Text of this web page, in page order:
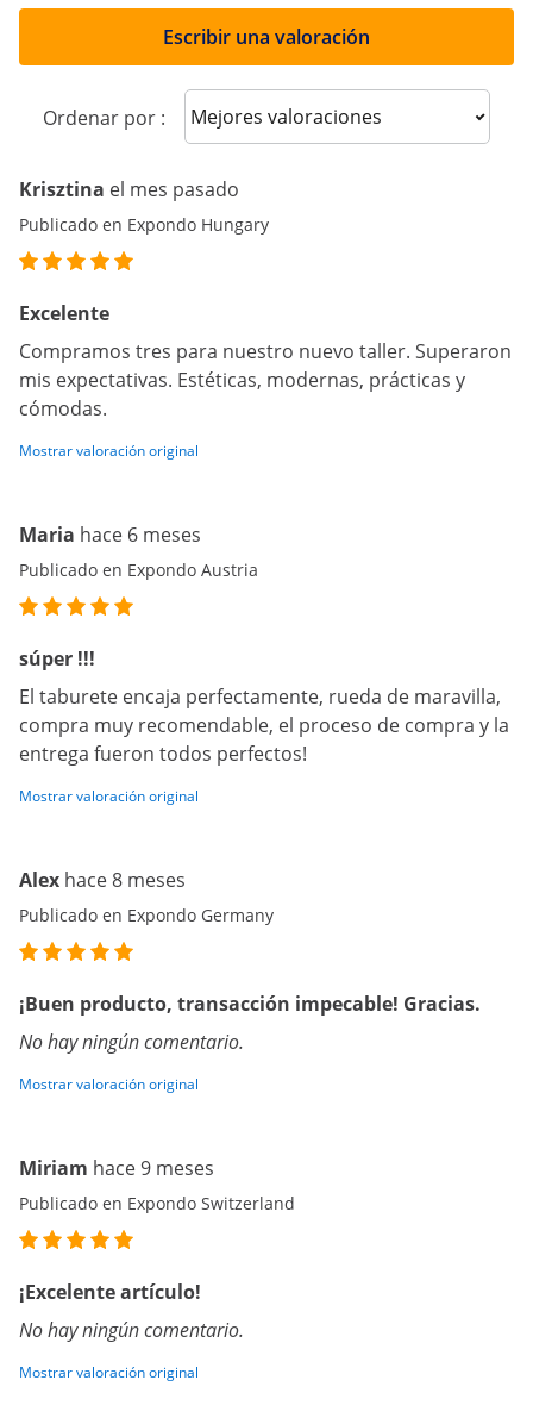
Escribir una valoración
Ordenar por : Sort reviews
Krisztina el mes pasado
Publicado en Expondo Hungary
Excelente
Compramos tres para nuestro nuevo taller. Superaron
mis expectativas. Estéticas, modernas, prácticas y
cómodas.
Mostrar valoración original
Maria hace 6 meses
Publicado en Expondo Austria
súper !!!
El taburete encaja perfectamente, rueda de maravilla,
compra muy recomendable, el proceso de compra y la
entrega fueron todos perfectos!
Mostrar valoración original
Alex hace 8 meses
Publicado en Expondo Germany
¡Buen producto, transacción impecable! Gracias.
No hay ningún comentario.
Mostrar valoración original
Miriam hace 9 meses
Publicado en Expondo Switzerland
¡Excelente artículo!
No hay ningún comentario.
Mostrar valoración original